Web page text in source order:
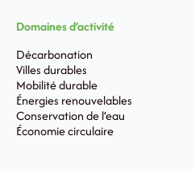
Domaines d’activité
Décarbonation
Villes durables
Mobilité durable
Énergies renouvelables
Conservation de l’eau
Économie circulaire